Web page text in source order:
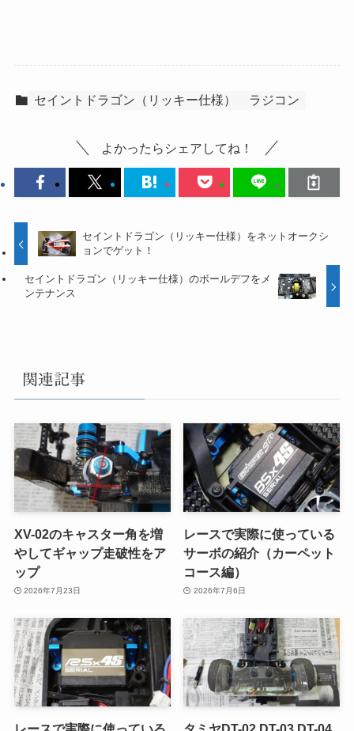
セイントドラゴン（リッキー仕様） ラジコン
よかったらシェアしてね！
セイントドラゴン（リッキー仕様）をネットオークシ
ョンでゲット！
セイントドラゴン（リッキー仕様）のボールデフをメ
ンテナンス
関連記事
XV-02のキャスター角を増
やしてギャップ走破性をア
ップ
2026年7月23日
レースで実際に使っている
サーボの紹介（カーペット
コース編）
2026年7月6日